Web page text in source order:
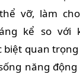
vỡ, làm
kể so với
biệt quan
năng